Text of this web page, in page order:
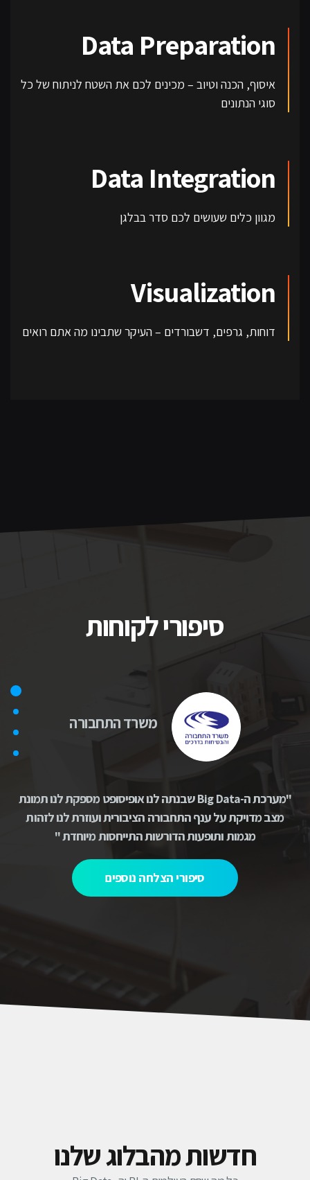
Data Preparation
איסוף, הכנה וטיוב – מכינים לכם את השטח לניתוח של כל
סוגי הנתונים
Data Integration
מגוון כלים שעושים לכם סדר בבלגן
Visualization
דוחות, גרפים, דשבורדים – העיקר שתבינו מה אתם רואים
סיפורי לקוחות
משרד התחבורה
"מערכת ה-Big Data שבנתה לנו אופיסופט מספקת לנו תמונת
מצב מדויקת על ענף התחבורה הציבורית ועוזרת לנו לזהות
מגמות ותופעות הדורשות התייחסות מיוחדת "
סיפורי הצלחה נוספים
חדשות מהבלוג שלנו